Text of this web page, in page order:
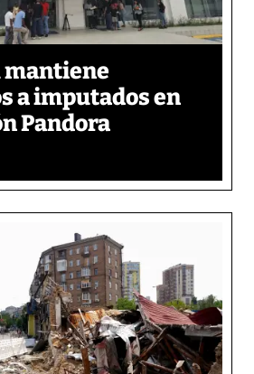
a imputados en
Pandora